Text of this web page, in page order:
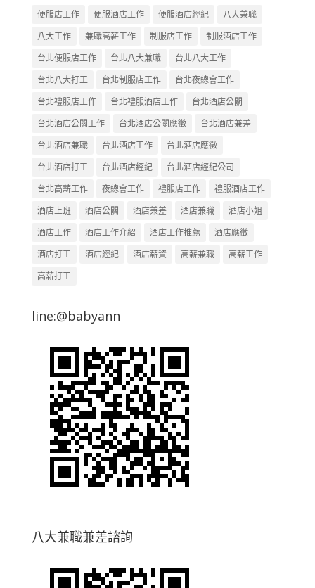
便服店工作 便服酒店工作 便服酒店經紀
八大兼職
八大工作
兼職高薪工作 制服店工作
制服酒店工作
台北便服店工作
台北八大兼職
台北八大工作
台北八大打工
台北制服店工作
台北夜總會工作
台北禮服店工作
台北禮服酒店工作
台北酒店公關
台北酒店公關工作
台北酒店公關應徵
台北酒店兼差
台北酒店兼職
台北酒店工作
台北酒店應徵
台北酒店打工
台北酒店經紀
台北酒店經紀公司
台北高薪工作
夜總會工作 禮服店工作
禮服酒店工作
酒店上班
酒店公關 酒店兼差 酒店兼職
酒店小姐
酒店工作
酒店工作介紹 酒店工作推薦
酒店應徵
酒店打工
酒店經紀 酒店薪資 高薪兼職
高薪工作
高薪打工
line:@babyann
八大兼職兼差諮詢